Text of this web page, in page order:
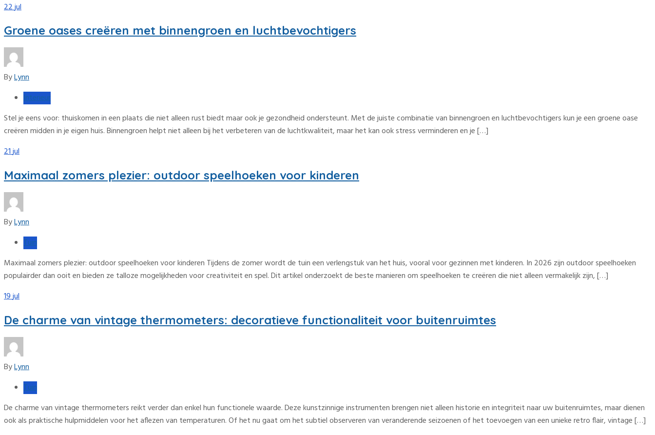
22jul
Groene oases creëren met binnengroen en luchtbevochtigers
ByLynn
Interieur
Stel je eens voor: thuiskomen in een plaats die niet alleen rust biedt maar ook je gezondheid ondersteunt. Met de juiste combinatie van binnengroen en luchtbevochtigers kun je een groene oase
creëren midden in je eigen huis. Binnengroen helpt niet alleen bij het verbeteren van de luchtkwaliteit, maar het kan ook stress verminderen en je […]
21jul
Maximaal zomers plezier: outdoor speelhoeken voor kinderen
ByLynn
Tuin
Maximaal zomers plezier: outdoor speelhoeken voor kinderen Tijdens de zomer wordt de tuin een verlengstuk van het huis, vooral voor gezinnen met kinderen. In 2026 zijn outdoor speelhoeken
populairder dan ooit en bieden ze talloze mogelijkheden voor creativiteit en spel. Dit artikel onderzoekt de beste manieren om speelhoeken te creëren die niet alleen vermakelijk zijn, […]
19jul
De charme van vintage thermometers: decoratieve functionaliteit voor buitenruimtes
ByLynn
Tuin
De charme van vintage thermometers reikt verder dan enkel hun functionele waarde. Deze kunstzinnige instrumenten brengen niet alleen historie en integriteit naar uw buitenruimtes, maar dienen
ook als praktische hulpmiddelen voor het aflezen van temperaturen. Of het nu gaat om het subtiel observeren van veranderende seizoenen of het toevoegen van een unieke retro flair, vintage […]